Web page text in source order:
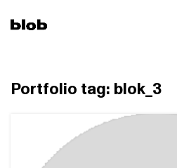
HOME PORTFOLIO
Portfolio tag: blok_3